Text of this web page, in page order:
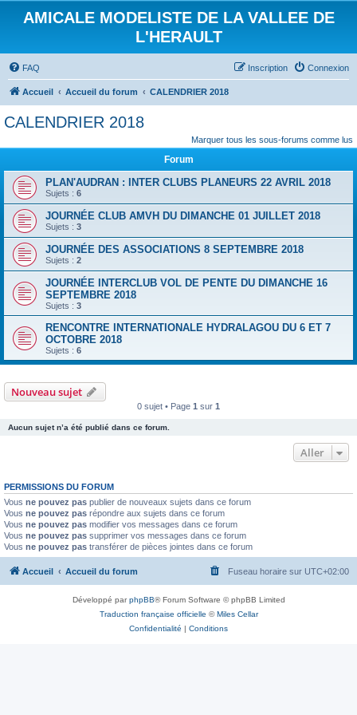
AMICALE MODELISTE DE LA VALLEE DE
L'HERAULT
FAQ Connexion
Inscription
Accueil Accueil du forum CALENDRIER 2018
CALENDRIER 2018
Marquer tous les sous-forums comme lus
Forum
PLAN'AUDRAN : INTER CLUBS PLANEURS 22 AVRIL 2018
Sujets : 6
JOURNÉE CLUB AMVH DU DIMANCHE 01 JUILLET 2018
Sujets : 3
JOURNÉE DES ASSOCIATIONS 8 SEPTEMBRE 2018
Sujets : 2
JOURNÉE INTERCLUB VOL DE PENTE DU DIMANCHE 16
SEPTEMBRE 2018
Sujets : 3
RENCONTRE INTERNATIONALE HYDRALAGOU DU 6 ET 7
OCTOBRE 2018
Sujets : 6
Nouveau sujet
0 sujet • Page 1 sur 1
Aucun sujet n’a été publié dans ce forum.
Aller
PERMISSIONS DU FORUM
Vous ne pouvez pas publier de nouveaux sujets dans ce forum
Vous ne pouvez pas répondre aux sujets dans ce forum
Vous ne pouvez pas modifier vos messages dans ce forum
Vous ne pouvez pas supprimer vos messages dans ce forum
Vous ne pouvez pas transférer de pièces jointes dans ce forum
Accueil Accueil du forum Fuseau horaire sur UTC+02:00
Développé parphpBB® Forum Software © phpBB Limited
Traduction française officielle ©Miles Cellar
Confidentialité | Conditions